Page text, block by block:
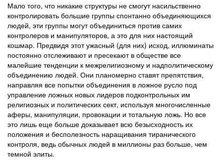
Мало того, что никакие структуры не смогут насильственно
контролировать большие группы спонтанно объединяющихся
людей, эти группы могут объединиться против самих
контролеров и манипуляторов, а это для них настоящий
кошмар. Предвидя этот ужасный (для них) исход, иллюминаты
постоянно отслеживают и пресекают в обществе все
малейшие тенденции к межрелигиозному и надполитическому
объединению людей. Они планомерно ставят препятствия,
направляя все попытки объединения в ложное русло под
управление ложных новых лидеров подконтрольных им
религиозных и политических сект, используя многочисленные
аферы, манипуляции, провокации и тотальную ложь. Но все
это лишь еще больше доказывает всю безысходность их
положения и бесполезность наращивания тиранического
контроля, ведь обычных людей в миллионы раз больше, чем
темной элиты.